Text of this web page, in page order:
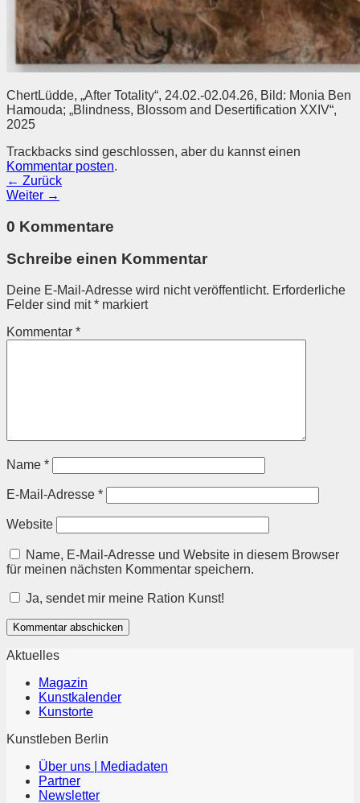
ChertLüdde, „After Totality“, 24.02.-02.04.26, Bild: Monia Ben
Hamouda; „Blindness, Blossom and Desertification XXIV“,
2025
Trackbacks sind geschlossen, aber du kannst einen
Kommentar posten.
← Zurück
Weiter →
0 Kommentare
Schreibe einen Kommentar
Deine E-Mail-Adresse wird nicht veröffentlicht. Erforderliche
Felder sind mit* markiert
Kommentar *
Name *
E-Mail-Adresse *
Website
Name, E-Mail-Adresse und Website in diesem Browser
für meinen nächsten Kommentar speichern.
Ja, sendet mir meine Ration Kunst!
Aktuelles
Magazin
Kunstkalender
Kunstorte
Kunstleben Berlin
Über uns | Mediadaten
Partner
Newsletter